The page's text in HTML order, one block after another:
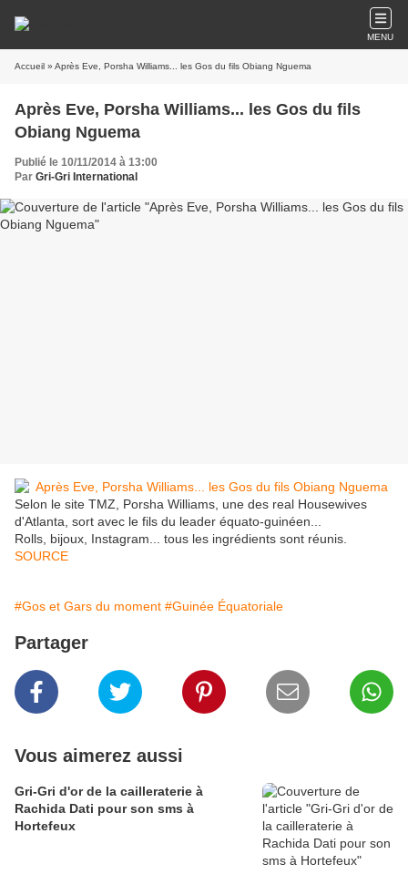
MENU
Accueil » Après Eve, Porsha Williams... les Gos du fils Obiang Nguema
Après Eve, Porsha Williams... les Gos du fils
Obiang Nguema
Publié le 10/11/2014 à 13:00
Par Gri-Gri International
Selon le site TMZ, Porsha Williams, une des real Housewives
d'Atlanta, sort avec le fils du leader équato-guinéen...
Rolls, bijoux, Instagram... tous les ingrédients sont réunis.
SOURCE
#Gos et Gars du moment #Guinée Équatoriale
Partager
Vous aimerez aussi
Gri-Gri d'or de la cailleraterie à
Rachida Dati pour son sms à
Hortefeux